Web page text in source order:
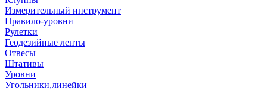
Измерительный инструмент
Правило-уровни
Рулетки
Геодезийные ленты
Отвесы
Штативы
Уровни
Угольники,линейки